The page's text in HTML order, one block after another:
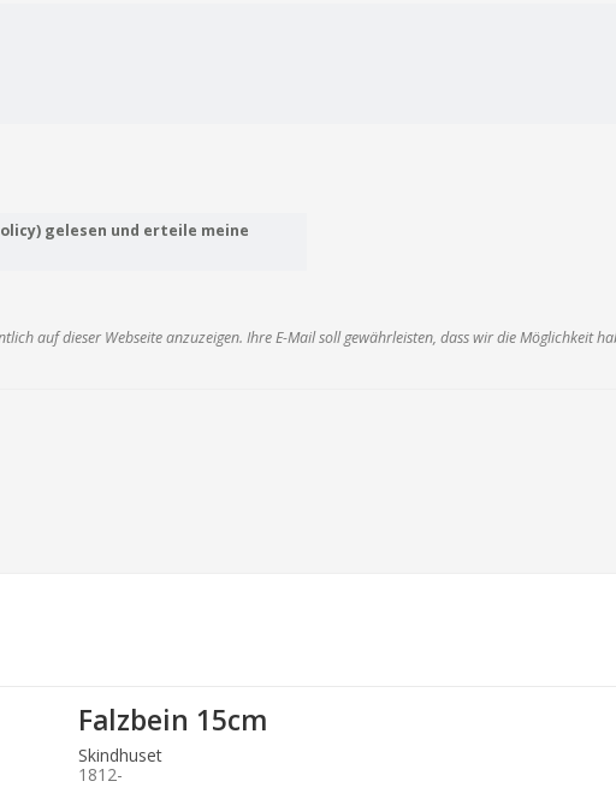
gelesen und erteile meine
auf dieser Webseite anzuzeigen. Ihre E-Mail soll gewährleisten, dass wir die Möglichkeit
Falzbein 15cm
Skindhuset
1812-